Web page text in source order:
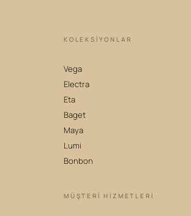
KOLEKSIYONLAR
Vega
Electra
Eta
Baget
Maya
Lumi
Bonbon
MÜŞTERİ HİZMETLERİ